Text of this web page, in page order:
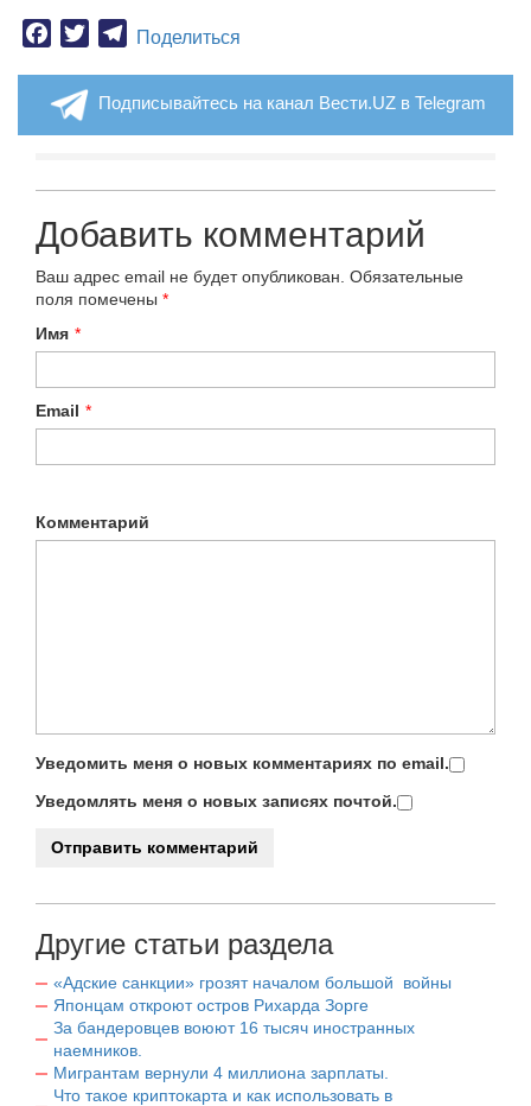
Facebook
TwitterTelegram
Поделиться
Подписывайтесь на канал Вести.UZ в Telegram
Добавить комментарий
Ваш адрес email не будет опубликован. Обязательные
поля помечены *
Имя *
Email *
Комментарий
Уведомить меня о новых комментариях по email.
Уведомлять меня о новых записях почтой.
Другие статьи раздела
«Адские санкции» грозят началом большой войны
Японцам откроют остров Рихарда Зорге
За бандеровцев воюют 16 тысяч иностранных
наемников.
Мигрантам вернули 4 миллиона зарплаты.
Что такое криптокарта и как использовать в